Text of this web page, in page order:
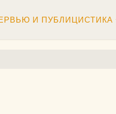
И ПУБЛИЦИСТИКА